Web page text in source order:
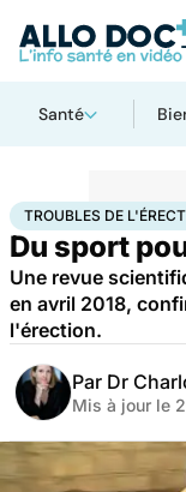
Santé
AccueilBien-être Sport
TROUBLES DE
Du sport
Une revue
en avril 2018,
l'érection.
Par Dr
Mis à jour le